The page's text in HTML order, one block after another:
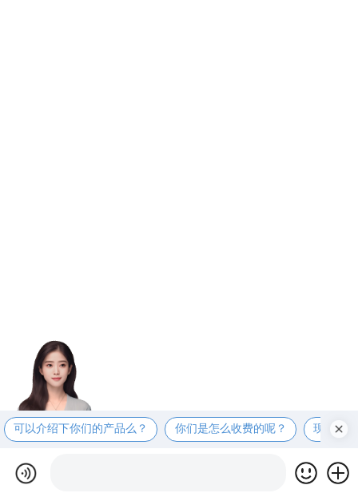
可以介绍下你们的产品么？ 你们是怎么收费的呢？ 现在有